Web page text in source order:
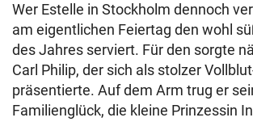
Wer Estelle in Stockholm dennoch
am eigentlichen Feiertag den wohl
des Jahres serviert. Für den sorgte
Carl Philip, der sich als stolzer
präsentierte. Auf dem Arm trug er
Familienglück, die kleine Prinzessin